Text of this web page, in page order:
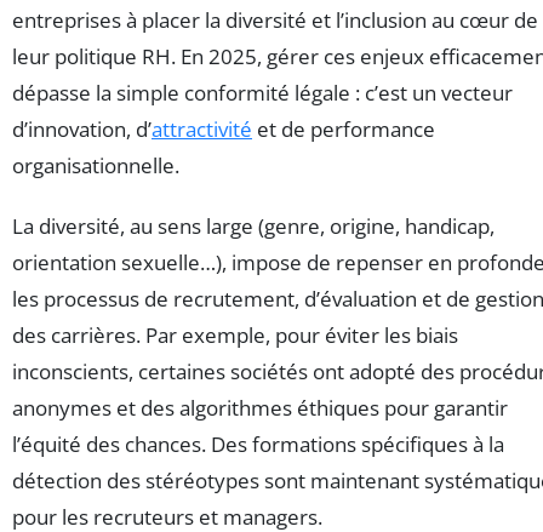
entreprises à placer la diversité et l’inclusion au cœur de
leur politique RH. En 2025, gérer ces enjeux
dépasse la simple conformité légale : c’est un vecteur
d’innovation, d’attractivité et de performance
organisationnelle.
La diversité, au sens large (genre, origine, handicap,
orientation sexuelle…), impose de repenser en
les processus de recrutement, d’évaluation et de gestion
des carrières. Par exemple, pour éviter les biais
inconscients, certaines sociétés ont adopté des
anonymes et des algorithmes éthiques pour garantir
l’équité des chances. Des formations spécifiques à la
détection des stéréotypes sont maintenant
pour les recruteurs et managers.